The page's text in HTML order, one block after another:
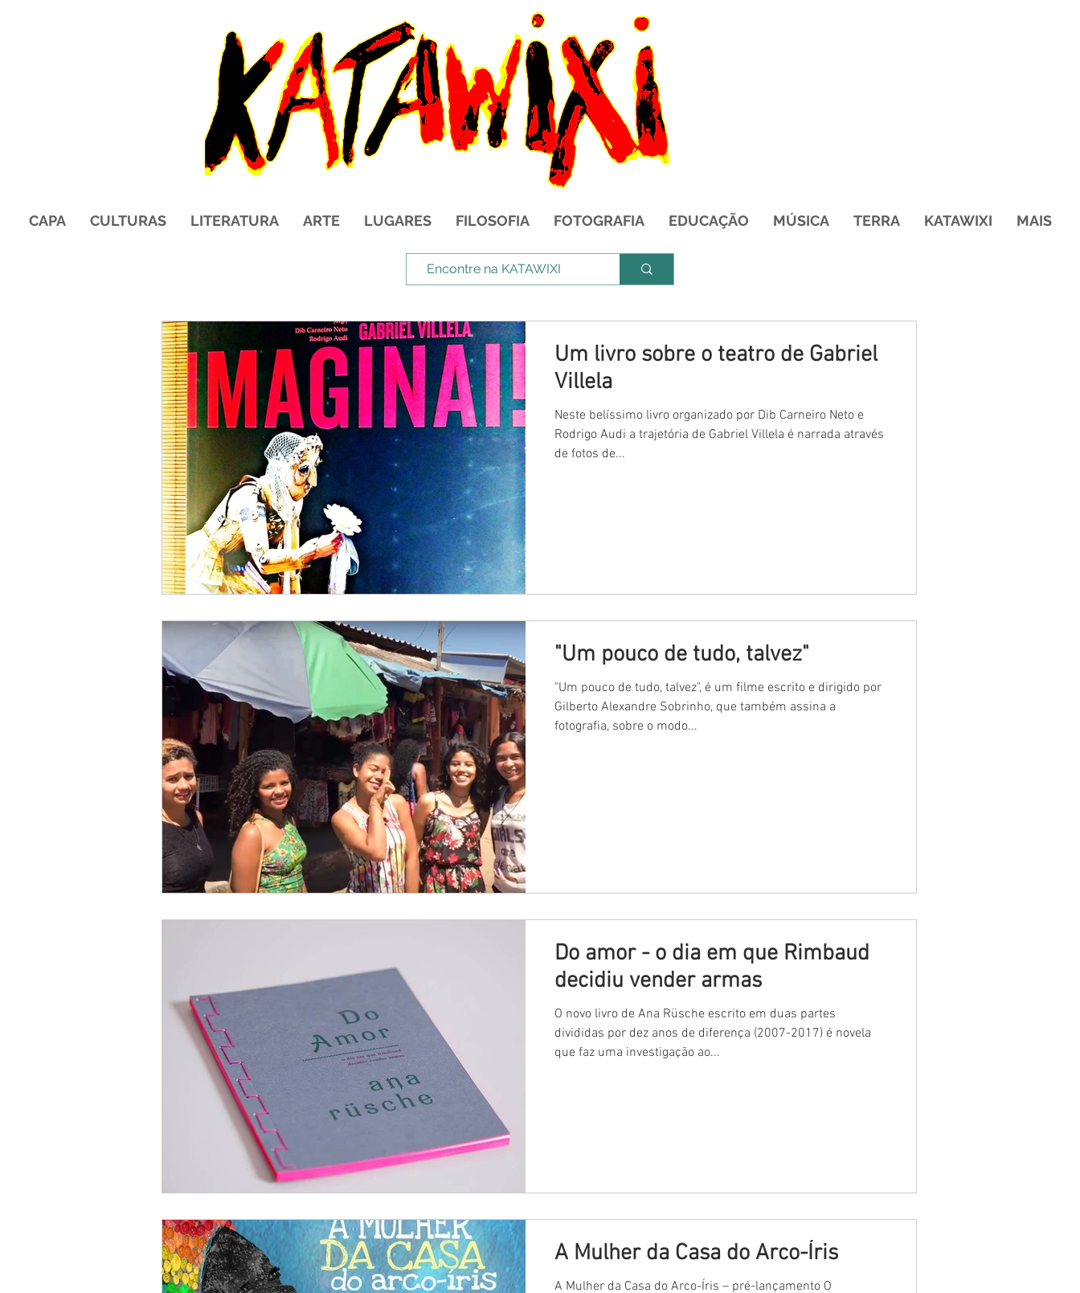
CAPA CULTURAS LITERATURA ARTE LUGARES FILOSOFIA FOTOGRAFIA EDUCAÇÃO MÚSICA TERRA KATAWIXI MAIS
Um livro sobre o teatro de Gabriel
Villela
Neste belíssimo livro organizado por Dib Carneiro Neto e
Rodrigo Audi a trajetória de Gabriel Villela é narrada através
de fotos de...
"Um pouco de tudo, talvez"
"Um pouco de tudo, talvez", é um filme escrito e dirigido por
Gilberto Alexandre Sobrinho, que também assina a
fotografia, sobre o modo...
Do amor - o dia em que Rimbaud
decidiu vender armas
O novo livro de Ana Rüsche escrito em duas partes
divididas por dez anos de diferença (2007-2017) é novela
que faz uma investigação ao...
A Mulher da Casa do Arco-Íris
A Mulher da Casa do Arco-Íris – pré-lançamento O